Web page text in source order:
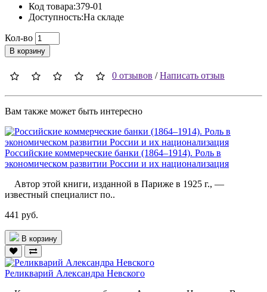
Код товара:379-01
Доступность:На складе
Кол-во
В корзину
0 отзывов /Написать отзыв
Вам также может быть интересно
Российские коммерческие банки (1864–1914). Роль в
экономическом развитии России и их национализация
Автор этой книги, изданной в Париже в 1925 г., —
известный специалист по..
441 руб.
В корзину
Реликварий Александра Невского